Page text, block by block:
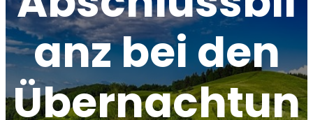
anz bei den
Übernachtun